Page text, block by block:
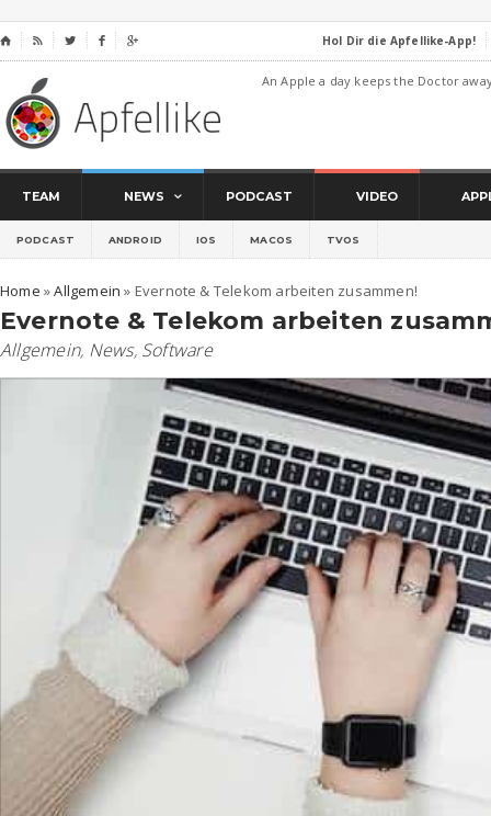
⌂     Hol Dir die Apfellike-App!
An Apple a day keeps the Doctor
TEAM NEWS PODCAST VIDEO
PODCAST ANDROID IOS MACOS TVOS
Home »Allgemein » Evernote & Telekom arbeiten zusammen!
Evernote & Telekom arbeiten
Allgemein, News, Software